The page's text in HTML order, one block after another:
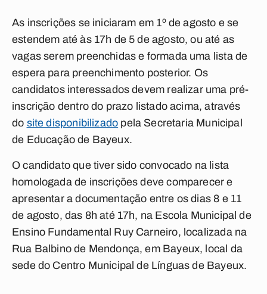
As inscrições se iniciaram em 1º de agosto e se
estendem até às 17h de 5 de agosto, ou até as
vagas serem preenchidas e formada uma lista de
espera para preenchimento posterior. Os
candidatos interessados devem realizar uma pré-
inscrição dentro do prazo listado acima, através
do site disponibilizado pela Secretaria Municipal
de Educação de Bayeux.
O candidato que tiver sido convocado na lista
homologada de inscrições deve comparecer e
apresentar a documentação entre os dias 8 e 11
de agosto, das 8h até 17h, na Escola Municipal de
Ensino Fundamental Ruy Carneiro, localizada na
Rua Balbino de Mendonça, em Bayeux, local da
sede do Centro Municipal de Línguas de Bayeux.